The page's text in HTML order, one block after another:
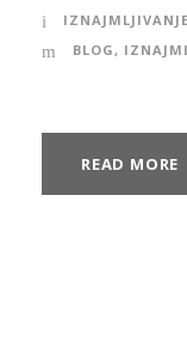
BLOG ,
READ MORE